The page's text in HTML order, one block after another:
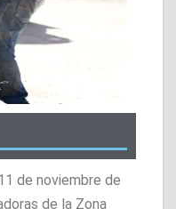
de noviembre de
de la Zona